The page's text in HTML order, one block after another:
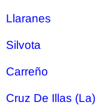
Llaranes
Silvota
Carreño
Cruz De Illas (La)